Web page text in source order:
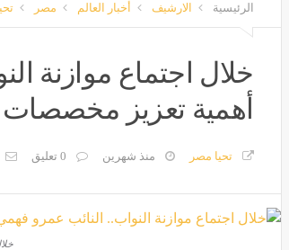
الرئيسية الارشيف أخبار العالم مصر
خلال اجتماع موازنة
أهمية تعزيز
تحيا مصر منذ شهرين 0 تعليق